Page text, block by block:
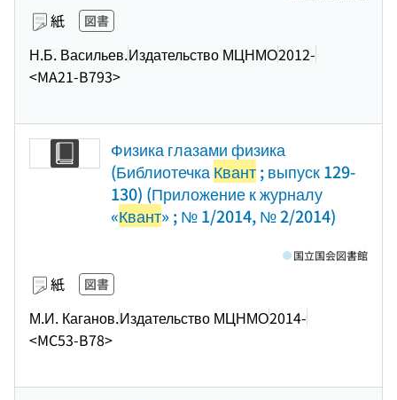
紙 図書
Н.Б. Васильев.Издательство МЦНМО2012-
<MA21-B793>
Физика глазами физика
(БиблиотечкаКвант; выпуск 129-
130) (Приложение к журналу
«Квант» ; № 1/2014, № 2/2014)
紙 図書
М.И. Каганов.Издательство МЦНМО2014-
<MC53-B78>
国立国会図書館